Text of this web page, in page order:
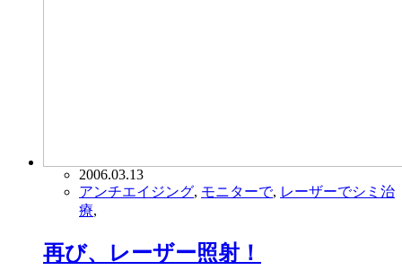
2006.03.13
アンチエイジング, モニターで, レーザーでシミ治
療,
再び、レーザー照射！